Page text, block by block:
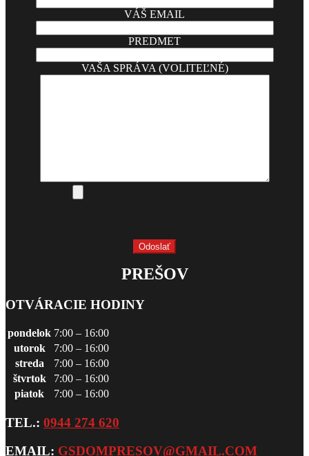
VÁŠ EMAIL
PREDMET
VAŠA SPRÁVA (VOLITEĽNÉ)
PREŠOV
OTVÁRACIE HODINY
pondelok 7:00 – 16:00
utorok
7:00 – 16:00
streda
7:00 – 16:00
štvrtok
7:00 – 16:00
piatok
7:00 – 16:00
TEL.: 0944 274 620
EMAIL: GSDOMPRESOV@GMAIL.COM